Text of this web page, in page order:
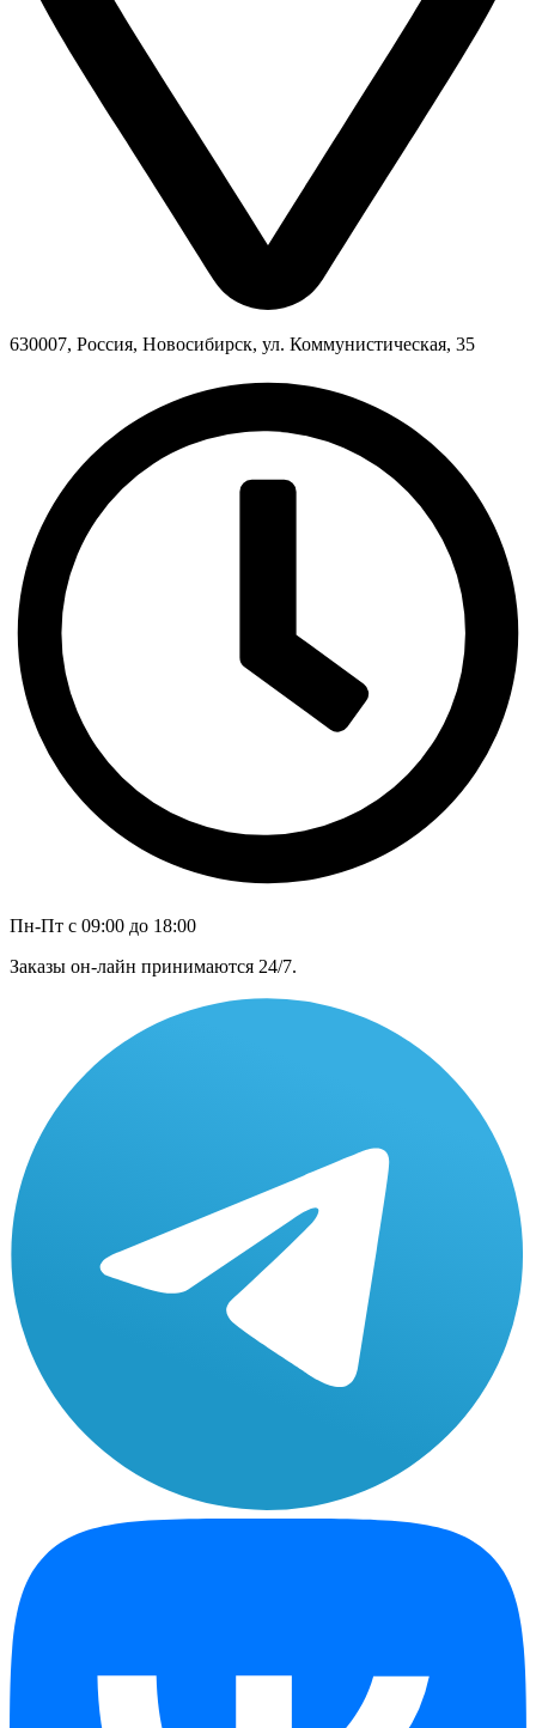
630007, Россия, Новосибирск, ул. Коммунистическая, 35
Пн-Пт с 09:00 до 18:00
Заказы он-лайн принимаются 24/7.